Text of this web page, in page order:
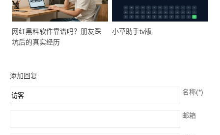
网红黑料软件靠谱吗？朋友踩
坑后的真实经历
小草助手tv版
添加回复:
名称(*)
邮箱